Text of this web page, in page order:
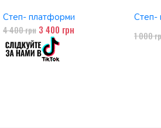
Степ- платформи
4 400грн 3 400 грн
рівні
Степ-
1 000